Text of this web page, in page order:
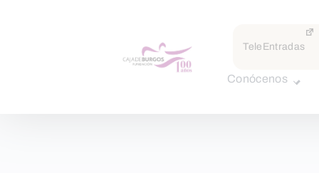
TeleEntradas
Conócenos